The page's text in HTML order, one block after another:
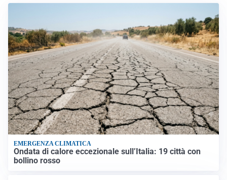
EMERGENZA CLIMATICA
Ondata di calore eccezionale sull’Italia: 19 città con
bollino rosso